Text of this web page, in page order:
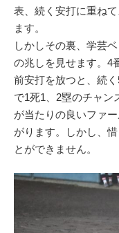
表、続く安打に重ね
ます。
しかしその裏、学芸
の兆しを見せます。4
前安打を放つと、続
で1死1、2塁のチャン
が当たりの良いファ
がります。しかし、
とができません。